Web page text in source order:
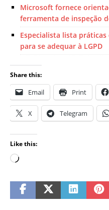
Microsoft fornece
ferramenta de inspeção
Especialista lista
para se adequar à LGPD
Share this:
Email Print
X Telegram
Like this: